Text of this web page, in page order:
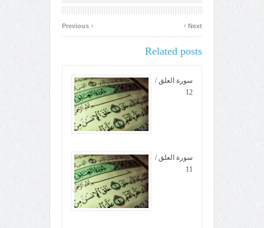
‹ Next
›
Related posts
سورة العلق /
12
سورة العلق /
11